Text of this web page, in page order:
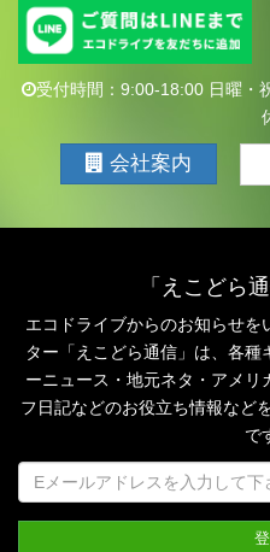
受付時間：9:00-18:00 日曜・
会社案内
「えこどら
エコドライブからのお知らせ
ター「えこどら通信」は、 各種
ーニュース・地元ネタ・アメリ
フ日記などのお役立ち情報など
で